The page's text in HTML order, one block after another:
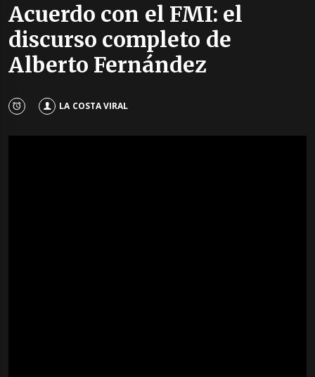
Acuerdo con el FMI: el
discurso completo de
Alberto Fernández
LA COSTA VIRAL